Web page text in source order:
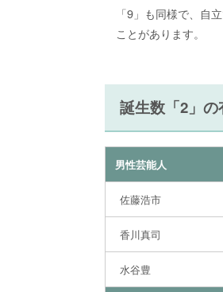
「9」も同様で、自
ことがあります。
誕生数「2」の
男性芸能人
佐藤浩市
香川真司
水谷豊